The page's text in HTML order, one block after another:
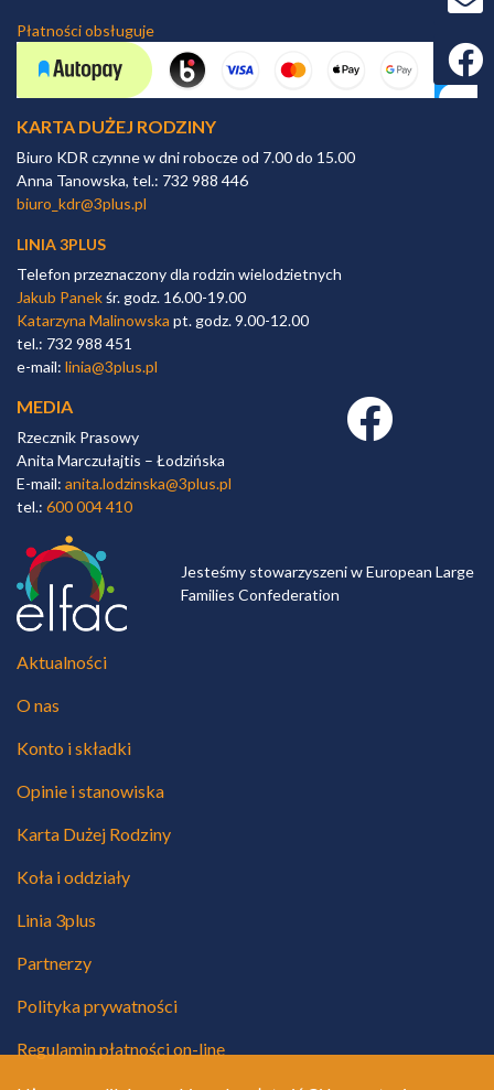
Płatności obsługuje
KARTA DUŻEJ RODZINY
Biuro KDR czynne w dni robocze od 7.00 do 15.00
Anna Tanowska, tel.: 732 988 446
biuro_kdr@3plus.pl
LINIA 3PLUS
Telefon przeznaczony dla rodzin wielodzietnych
Jakub Panekśr. godz. 16.00-19.00
Katarzyna Malinowska pt. godz. 9.00-12.00
tel.: 732 988 451
e-mail: linia@3plus.pl
MEDIA
Rzecznik Prasowy
Anita Marczułajtis – Łodzińska
E-mail: anita.lodzinska@3plus.pl
tel.: 600 004 410
Facebook link
Jesteśmy stowarzyszeni w European Large
Families Confederation
Aktualności
O nas
Konto i składki
Opinie i stanowiska
Karta Dużej Rodziny
Koła i oddziały
Linia 3plus
Partnerzy
Polityka prywatności
Regulamin płatności on-line